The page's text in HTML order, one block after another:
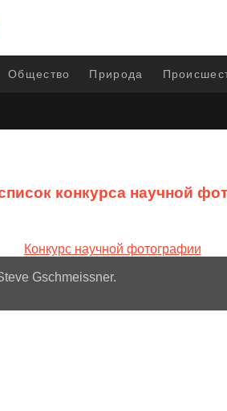
Общество Природа
конкурса научной
Gschmeissner.